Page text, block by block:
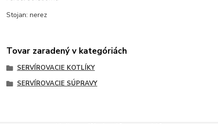
Stojan: nerez
Tovar zaradený v kategóriách
SERVÍROVACIE KOTLÍKY
SERVÍROVACIE SÚPRAVY